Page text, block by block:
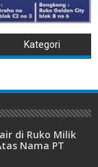
Kategori
di Ruko Milik
Nama PT